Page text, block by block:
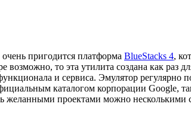
пригодится платформа BlueStacks 4,
то эта утилита создана как раз
и сервиса. Эмулятор регулярно
каталогом корпорации Google,
желанными проектами можно несколькими